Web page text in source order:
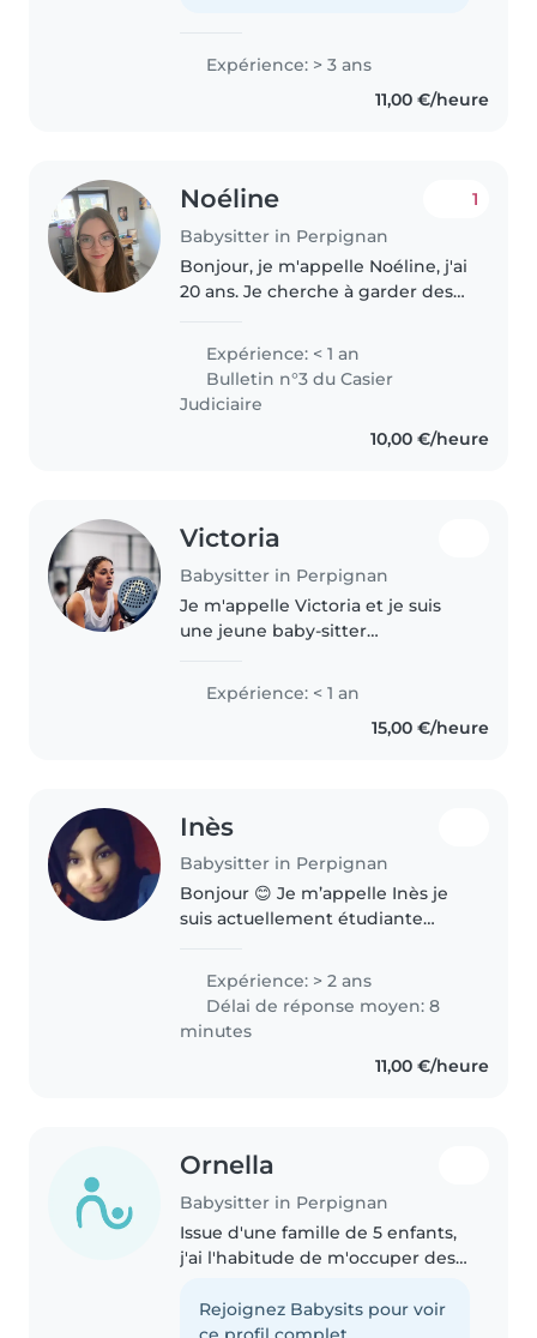
Expérience: > 3 ans
11,00 €/heure
Noéline
Babysitter in Perpignan
1
Bonjour, je m'appelle Noéline, j'ai
20 ans. Je cherche à garder des
un emploi du temps très
changeant, étant étudiante à
l'université. Je suis dynamique,..
Expérience: < 1 an
Bulletin n°3 du Casier
Judiciaire
10,00 €/heure
Victoria
Babysitter in Perpignan
Je m'appelle Victoria et je suis
une jeune baby-sitter
âge d'aller à l'école primaire.
Bien que je sois nouvelle dans..
Expérience: < 1 an
15,00 €/heure
Inès
Babysitter in Perpignan
Bonjour 😊 Je m’appelle Inès je
suis actuellement étudiante
J’ai auparavant obtenu un bac
ASSP (Accompagnement, Soins
et Services à la Personne) et
Expérience: > 2 ans
Délai de réponse moyen: 8
minutes
11,00 €/heure
Ornella
Babysitter in Perpignan
Issue d'une famille de 5 enfants,
j'ai l'habitude de m'occuper des
bébés. Je suis actuellement à la
recherche de travail.
Rejoignez Babysits pour voir